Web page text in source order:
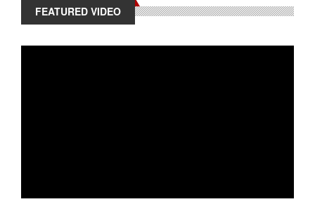
FEATURED VIDEO